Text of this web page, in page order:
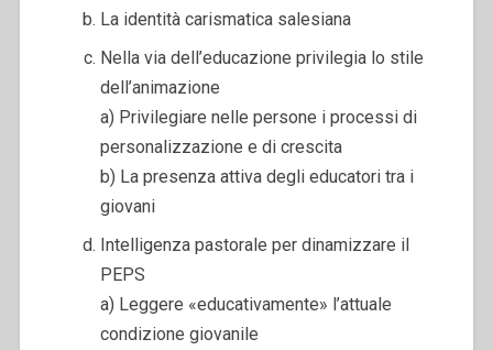
La identità carismatica salesiana
Nella via dell’educazione privilegia lo stile
dell’animazione
a) Privilegiare nelle persone i processi di
personalizzazione e di crescita
b) La presenza attiva degli educatori tra i
giovani
Intelligenza pastorale per dinamizzare il
PEPS
a) Leggere «educativamente» l’attuale
condizione giovanile